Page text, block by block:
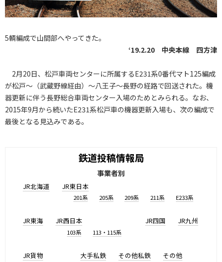
5輌編成で山間部へやってきた。
‘19.2.20 中央本線 四方津
2月20日、松戸車両センターに所属するE231系0番代マト125編成
が松戸～（武蔵野線経由）～八王子～長野の経路で回送された。機
器更新に伴う長野総合車両センター入場のためとみられる。なお、
2015年9月から続いたE231系松戸車の機器更新入場も、次の編成で
最後となる見込みである。
鉄道投稿情報局
事業者別
JR北海道 JR東日本
201系 205系 209系 211系 E233系
JR東海 JR西日本
103系 113・115系
JR四国 JR九州
JR貨物 大手私鉄 その他私鉄 その他